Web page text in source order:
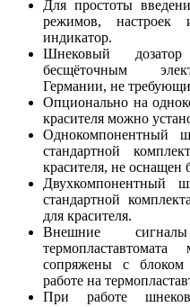
Для простоты
режимов, настроек
индикатор.
Шнековый
бесщёточным
Германии, не
Опционально на
красителя можно
Однокомпонентный
стандартной
красителя, не оснащен
Двухкомпонентный
стандартной
для красителя.
Внешние
сопряжены с блоком
работе на
При работе